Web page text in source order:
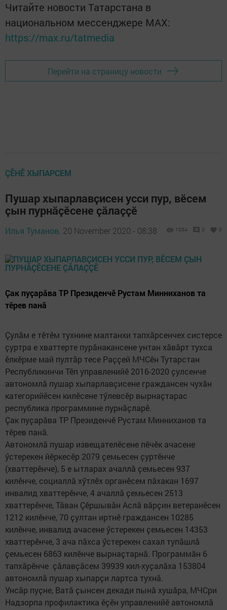
Читайте новости Татарстана в
национальном мессенджере MАХ:
https://max.ru/tatmedia
Перейти на страницу новости
ÇӖНӖ ХЫПАРСЕМ
Пушар хыпарлавҫисен усси пур, вӗсем
ҫын пурнӑҫӗсене ҫӑлаҫҫӗ
Илья Туманов, 20 November 2020 - 08:38 1034 0 0
Ҫак пуҫарӑва ТР Президенчӗ Рустам Минниханов та
тӗрев панӑ
Ҫулӑм е тӗтӗм тухнине малтанхи тапхӑрсенчех систерсе
ҫуртра е хваттерте пурӑнакансене унтан хӑвӑрт тухса
ӗлкӗрме май пултӑр тесе Раҫҫей МЧСӗн Тутарстан
Республикинчи Тӗп управленийӗ 2016-2020 ҫулсенче
автономлӑ пушар хыпарлавҫисене граждансен чухӑн
категорийӗсен килӗсене тӳлевсӗр вырнаҫтарас
республика программине пурнӑҫларӗ.
Ҫак пуҫарӑва ТР Президенчӗ Рустам Минниханов та
тӗрев панӑ.
Автономлӑ пушар извещателӗсене пӗчӗк ачасене
ӳстерекен йӗркесӗр 2079 ҫемьесен ҫуртӗнче
(хваттерӗнче), 5 е ытларах ачаллӑ ҫемьесен 937
килӗнче, социаллӑ хӳтлӗх органӗсем пӑхакан 1697
инвалид хваттерӗнче, 4 ачаллӑ ҫемьесен 2513
хваттерӗнче, Тӑван Ҫӗршывӑн Аслӑ вӑрҫин ветеранӗсен
1212 килӗнче, 70 ҫултан иртнӗ граждансен 10285
килӗнче, инвалид ачасене ӳстерекен ҫемьесен 14353
хваттерӗнче, 3 ача пӑхса ӳстерекен сахал тупӑшлӑ
ҫемьесен 6863 килӗнче вырнаҫтарнӑ. Программӑн 6
тапхӑрӗнче ҫӑлавҫӑсем 39939 кил-хуҫалӑха 153804
автономлӑ пушар хыпарҫи лартса тухнӑ.
Унсӑр пуҫне, Ватӑ ҫынсен декади пынӑ хушӑра, МЧСри
Надзорпа профилактика ӗҫӗн управленийӗ автономлӑ